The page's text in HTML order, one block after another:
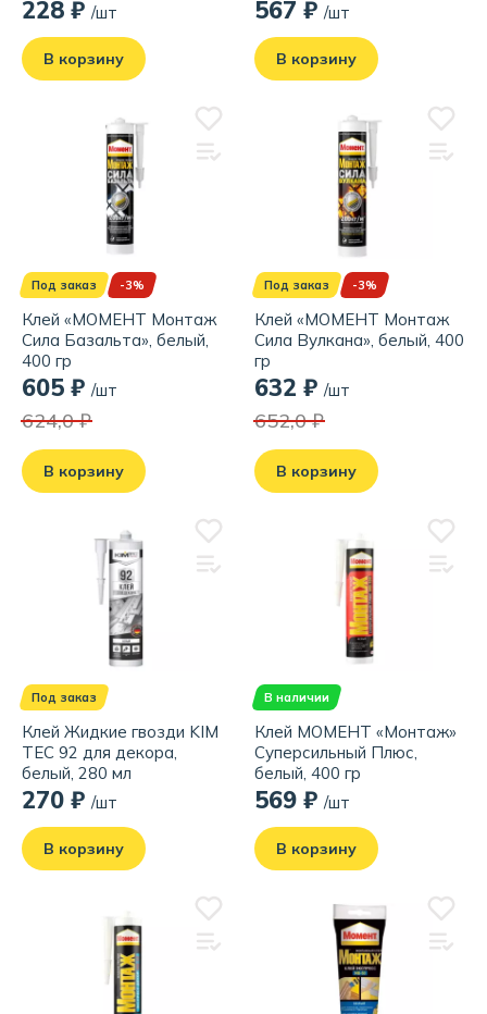
228 ₽ /шт
В корзину
567 ₽ /шт
В корзину
Под заказ -3%
Клей «МОМЕНТ Монтаж
Сила Базальта», белый,
400 гр
605 ₽ /шт
624,0 ₽
В корзину
Под заказ -3%
Клей «МОМЕНТ Монтаж
Сила Вулкана», белый, 400
гр
632 ₽ /шт
652,0 ₽
В корзину
Под заказ
Клей Жидкие гвозди KIM
TEC 92 для декора,
белый, 280 мл
270 ₽ /шт
В корзину
В наличии
Клей МОМЕНТ «Монтаж»
Суперсильный Плюс,
белый, 400 гр
569 ₽ /шт
В корзину